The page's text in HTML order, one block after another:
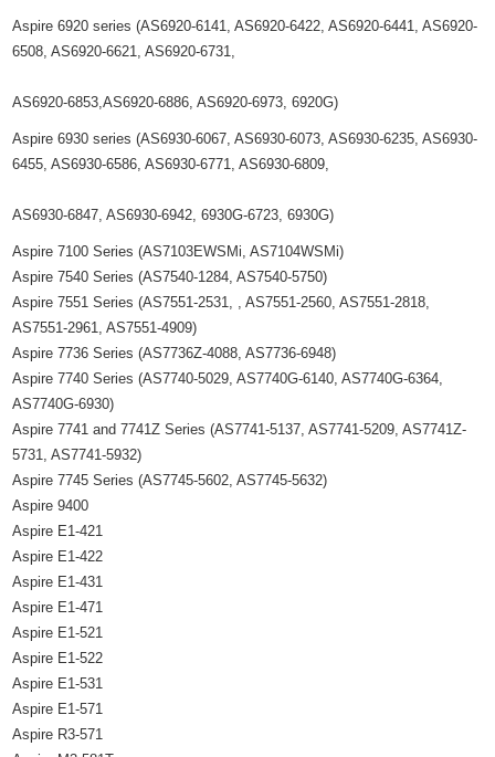
Aspire 6920 series (AS6920-6141, AS6920-6422, AS6920-6441, AS6920-
6508, AS6920-6621, AS6920-6731,
AS6920-6853,AS6920-6886, AS6920-6973, 6920G)
Aspire 6930 series (AS6930-6067, AS6930-6073, AS6930-6235, AS6930-
6455, AS6930-6586, AS6930-6771, AS6930-6809,
AS6930-6847, AS6930-6942, 6930G-6723, 6930G)
Aspire 7100 Series (AS7103EWSMi, AS7104WSMi)
Aspire 7540 Series (AS7540-1284, AS7540-5750)
Aspire 7551 Series (AS7551-2531, , AS7551-2560, AS7551-2818,
AS7551-2961, AS7551-4909)
Aspire 7736 Series (AS7736Z-4088, AS7736-6948)
Aspire 7740 Series (AS7740-5029, AS7740G-6140, AS7740G-6364,
AS7740G-6930)
Aspire 7741 and 7741Z Series (AS7741-5137, AS7741-5209, AS7741Z-
5731, AS7741-5932)
Aspire 7745 Series (AS7745-5602, AS7745-5632)
Aspire 9400
Aspire E1-421
Aspire E1-422
Aspire E1-431
Aspire E1-471
Aspire E1-521
Aspire E1-522
Aspire E1-531
Aspire E1-571
Aspire R3-571